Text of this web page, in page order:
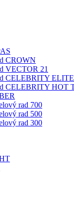
CROWN
VECTOR 21
CELEBRITY ELITE
CELEBRITY HOT
rad 700
rad 500
rad 300